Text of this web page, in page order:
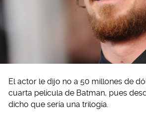
El actor le dijo no a 50 millones de
cuarta película de Batman, pues
dicho que sería una trilogía.